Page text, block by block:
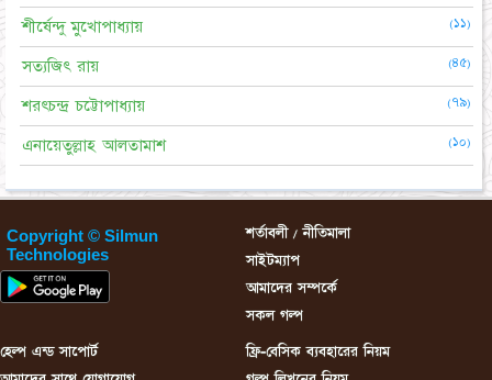
শীর্ষেন্দু মুখোপাধ্যায় (১১)
সত্যজিৎ রায় (৪৫)
শরৎচন্দ্র চট্টোপাধ্যায় (৭৯)
এনায়েতুল্লাহ আলতামাশ (১০)
Copyright © Silmun
Technologies
শর্তাবলী / নীতিমালা
সাইটম্যাপ
আমাদের সম্পর্কে
সকল গল্প
হেল্প এন্ড সাপোর্ট
ফ্রি-বেসিক ব্যবহারের নিয়ম